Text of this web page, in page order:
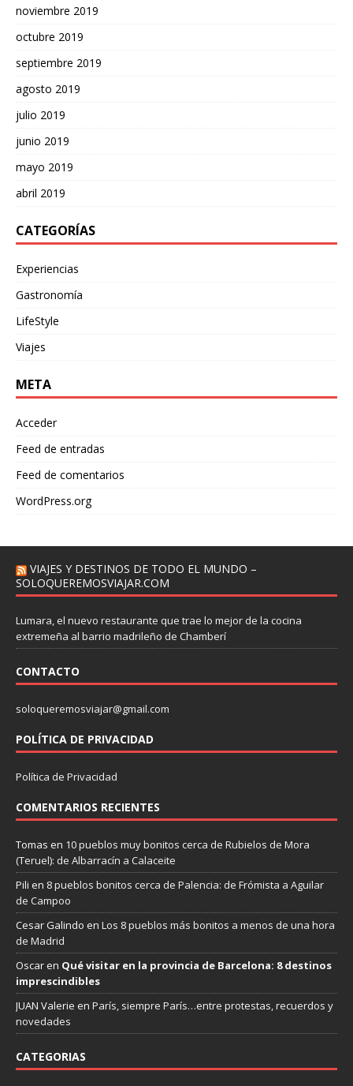
noviembre 2019
octubre 2019
septiembre 2019
agosto 2019
julio 2019
junio 2019
mayo 2019
abril 2019
CATEGORÍAS
Experiencias
Gastronomía
LifeStyle
Viajes
META
Acceder
Feed de entradas
Feed de comentarios
WordPress.org
VIAJES Y DESTINOS DE TODO EL MUNDO –
SOLOQUEREMOSVIAJAR.COM
Lumara, el nuevo restaurante que trae lo mejor de la cocina
extremeña al barrio madrileño de Chamberí
CONTACTO
soloqueremosviajar@gmail.com
POLÍTICA DE PRIVACIDAD
Política de Privacidad
COMENTARIOS RECIENTES
Tomas en 10 pueblos muy bonitos cerca de Rubielos de Mora
(Teruel): de Albarracín a Calaceite
Pili en 8 pueblos bonitos cerca de Palencia: de Frómista a Aguilar
de Campoo
Cesar Galindo en Los 8 pueblos más bonitos a menos de una hora
de Madrid
Oscaren Qué visitar en la provincia de Barcelona: 8 destinos
imprescindibles
JUAN Valerie en París, siempre París…entre protestas, recuerdos y
novedades
CATEGORIAS